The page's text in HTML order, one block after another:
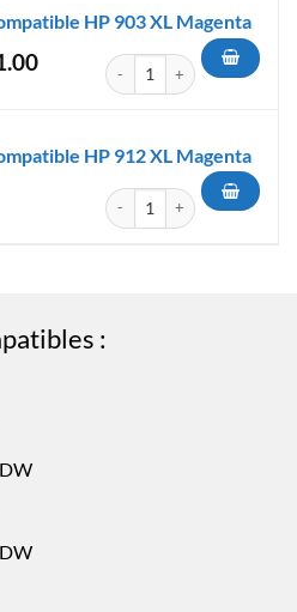
€59.50.HP 903 XL Magenta
Le
€11.00.
quantité de Cartouche
HP 912 XL Magenta
quantité de Cartouche
: